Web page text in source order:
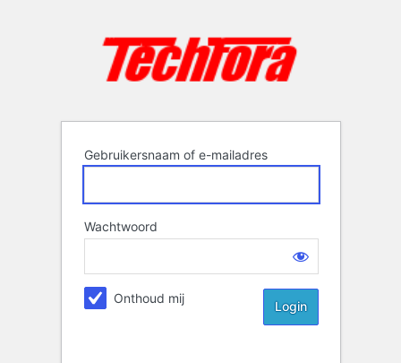
Gebruikersnaam of e-mailadres
Wachtwoord
Onthoud mij